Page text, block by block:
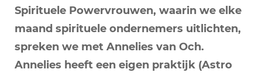
Spirituele Powervrouwen, waarin we elke
maand spirituele ondernemers uitlichten,
spreken we met Annelies van Och.
Annelies heeft een eigen praktijk (Astro